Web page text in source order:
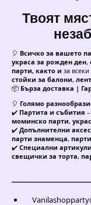
Твоят
🎈 Всичко за вашето
украса за рожден ден,
парти, както и за
стойки за балони,
📦 Бърза доставка |
🎈 Голямо
✔️ Партита и събития –
моминско парти,
✔️ Допълнителни
парти знаменца,
✔️ Специални артикули
свещички за торта,